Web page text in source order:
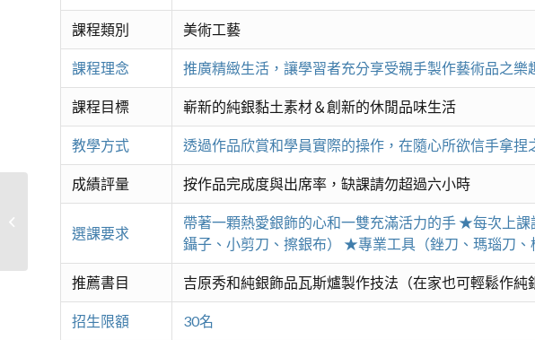
課程類別 美術工藝
課程理念 推廣精緻生活，讓學習者充分享受親手製作藝術品之樂
課程目標 嶄新的純銀黏土素材＆創新的休閒品味生活
教學方式 透過作品欣賞和學員實際的操作，在隨心所欲信手拿
成績評量 按作品完成度與出席率，缺課請勿超過六小時
選課要求
帶著一顆熱愛銀飾的心和一雙充滿活力的手 ★每次上
鑷子、小剪刀、擦銀布） ★專業工具（銼刀、瑪瑙刀
推薦書目 吉原秀和純銀飾品瓦斯爐製作技法（在家也可輕鬆作純
招生限額 30名
新手也能上手！毛線編織基礎(A)